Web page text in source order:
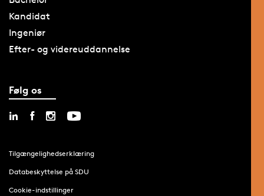
Kandidat
Ingeniør
Efter- og videreuddannelse
Følg os
Tilgængelighedserklæring
Databeskyttelse på SDU
Cookie-indstillinger